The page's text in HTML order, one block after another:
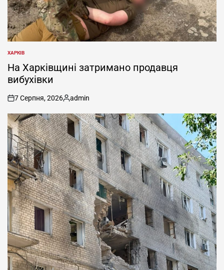
ОПУБЛІКУВАТИ
У
ХАРКІВ
На Харківщині затримано продавця
вибухівки
on
7 Серпня, 2026
Опубліковано
admin